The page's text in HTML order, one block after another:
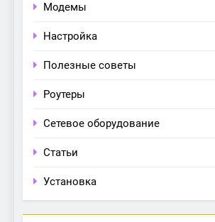
Модемы
Настройка
Полезные советы
Роутеры
Сетевое оборудование
Статьи
Установка